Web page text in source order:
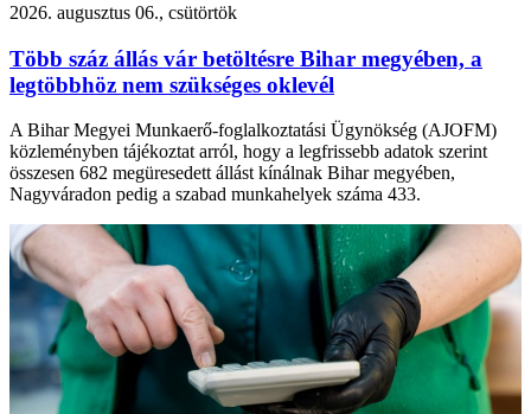
2026. augusztus 06., csütörtök
Több száz állás vár betöltésre Bihar megyében, a
legtöbbhöz nem szükséges oklevél
A Bihar Megyei Munkaerő-foglalkoztatási Ügynökség (AJOFM)
közleményben tájékoztat arról, hogy a legfrissebb adatok szerint
összesen 682 megüresedett állást kínálnak Bihar megyében,
Nagyváradon pedig a szabad munkahelyek száma 433.